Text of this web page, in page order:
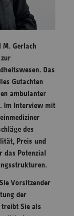
M. Gerlach
Das
Gutachten
ambulanter
Im Interview mit
des
Preis und
das Potenzial
Vorsitzender
der
treibt Sie als